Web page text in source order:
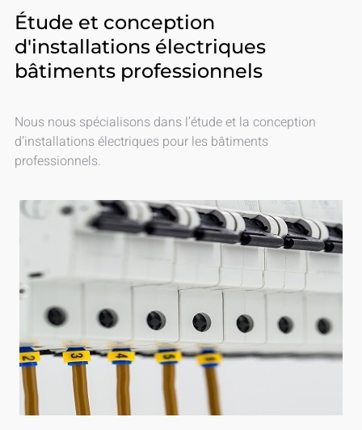
Étude et conception
d'installations électriques
bâtiments professionnels
Nous nous spécialisons dans l’étude et la conception
d’installations électriques pour les bâtiments
professionnels.